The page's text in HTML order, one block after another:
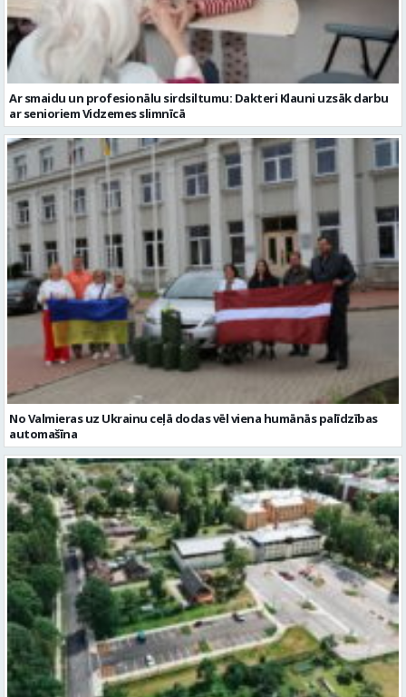
Ar smaidu un profesionālu sirdsiltumu: Dakteri Klauni uzsāk darbu
ar senioriem Vidzemes slimnīcā
No Valmieras uz Ukrainu ceļā dodas vēl viena humānās palīdzības
automašīna